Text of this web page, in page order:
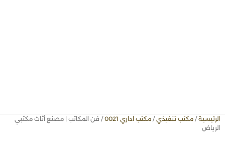
الرئيسية/ مكتب تنفيذي/ مكتب اداري 0021
/ فن المكاتب | مصنع أثاث مكتبي
الرياض